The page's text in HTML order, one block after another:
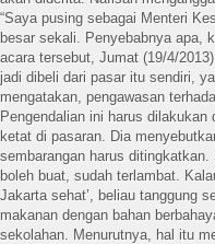
“Saya pusing sebagai Menteri
besar sekali. Penyebabnya apa,
acara tersebut, Jumat (19/4/
jadi dibeli dari pasar itu sendiri,
mengatakan, pengawasan
Pengendalian ini harus
ketat di pasaran. Dia
sembarangan harus
boleh buat, sudah terlambat.
Jakarta sehat’, beliau tanggung
makanan dengan bahan
sekolahan. Menurutnya, hal itu